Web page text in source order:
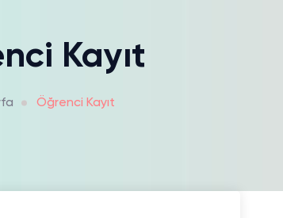
Kayıt
Öğrenci Kayıt